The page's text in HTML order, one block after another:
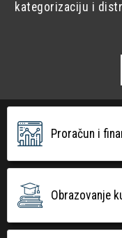
kategorizaciju i
Proračun i
Obrazovanje